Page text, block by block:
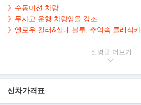
》수동미션 차량
》무사고 운행 차량임을 강조
》옐로우 컬러&실내 블루, 추억속 클래식카
- 무사고 운행
- 소장가치 충분한 클래식카
설명글
신차가격표